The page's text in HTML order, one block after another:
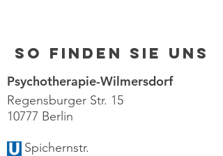
So finden Sie uns
Psychotherapie-Wilmersdorf
Regensburger Str. 15
10777 Berlin
Spichernstr.